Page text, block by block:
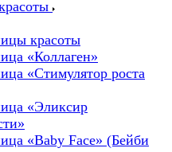
красоты
«Коллаген»
«Стимулятор роста
«Эликсир
«Baby Face» (Бейби